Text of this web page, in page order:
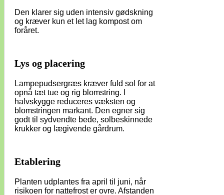
Den klarer sig uden intensiv gødskning
og kræver kun et let lag kompost om
foråret.
Lys og placering
Lampepudsergræs kræver fuld sol for at
opnå tæt tue og rig blomstring. I
halvskygge reduceres væksten og
blomstringen markant. Den egner sig
godt til sydvendte bede, solbeskinnede
krukker og lægivende gårdrum.
Etablering
Planten udplantes fra april til juni, når
risikoen for nattefrost er ovre. Afstanden